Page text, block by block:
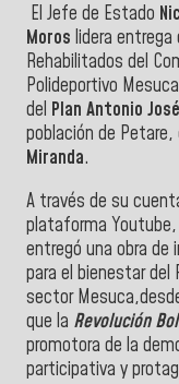
El Jefe de Estado
Moros lidera entrega
Rehabilitados del
Polideportivo
del Plan Antonio
población de
Miranda.
A través de su
plataforma Youtube,
entregó una obra
para el bienestar del
sector
que la Revolución
promotora de la
participativa y